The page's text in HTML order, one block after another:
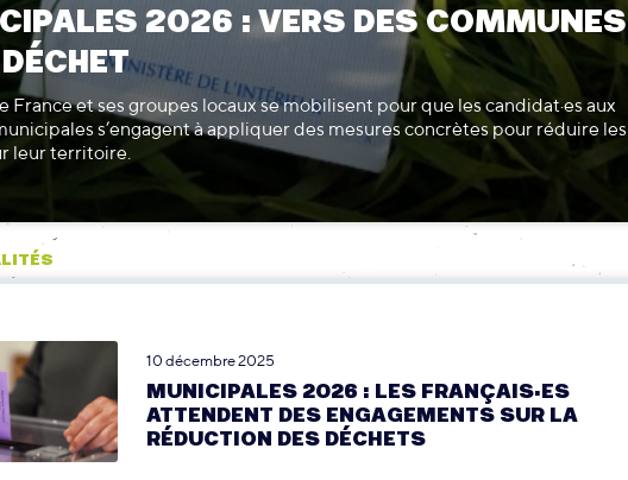
2026 : VERS DES COMMUNES
France et ses groupes locaux se mobilisent pour que les candidat·es aux
s’engagent à appliquer des mesures concrètes pour réduire les
leur territoire.
10 décembre 2025
MUNICIPALES 2026 : LES FRANÇAIS·ES
ATTENDENT DES ENGAGEMENTS SUR LA
RÉDUCTION DES DÉCHETS